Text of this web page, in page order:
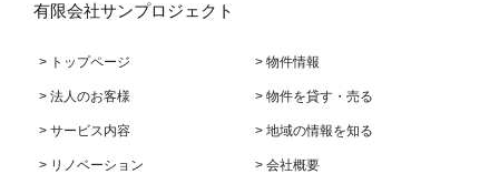
有限会社サンプロジェクト
> トップページ > 物件情報
> 法人のお客様 > 物件を貸す・売る
> サービス内容 > 地域の情報を知る
> リノベーション > 会社概要